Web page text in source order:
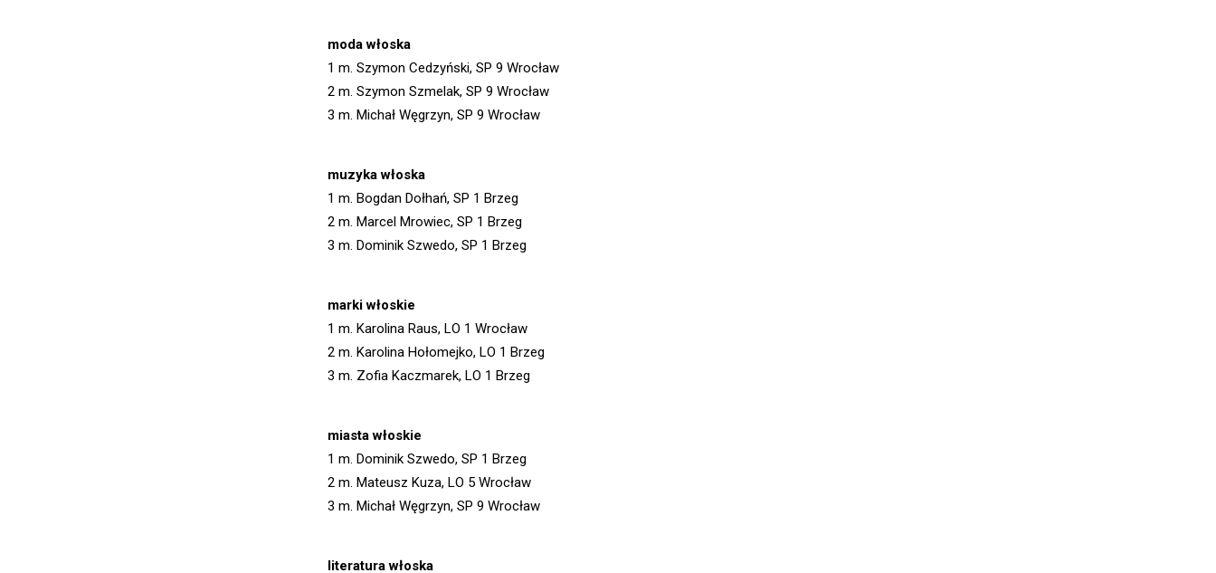
moda włoska
1 m. Szymon Cedzyński, SP 9 Wrocław
2 m. Szymon Szmelak, SP 9 Wrocław
3 m. Michał Węgrzyn, SP 9 Wrocław
muzyka włoska
1 m. Bogdan Dołhań, SP 1 Brzeg
2 m. Marcel Mrowiec, SP 1 Brzeg
3 m. Dominik Szwedo, SP 1 Brzeg
marki włoskie
1 m. Karolina Raus, LO 1 Wrocław
2 m. Karolina Hołomejko, LO 1 Brzeg
3 m. Zofia Kaczmarek, LO 1 Brzeg
miasta włoskie
1 m. Dominik Szwedo, SP 1 Brzeg
2 m. Mateusz Kuza, LO 5 Wrocław
3 m. Michał Węgrzyn, SP 9 Wrocław
literatura włoska